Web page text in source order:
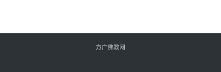
方广佛教网